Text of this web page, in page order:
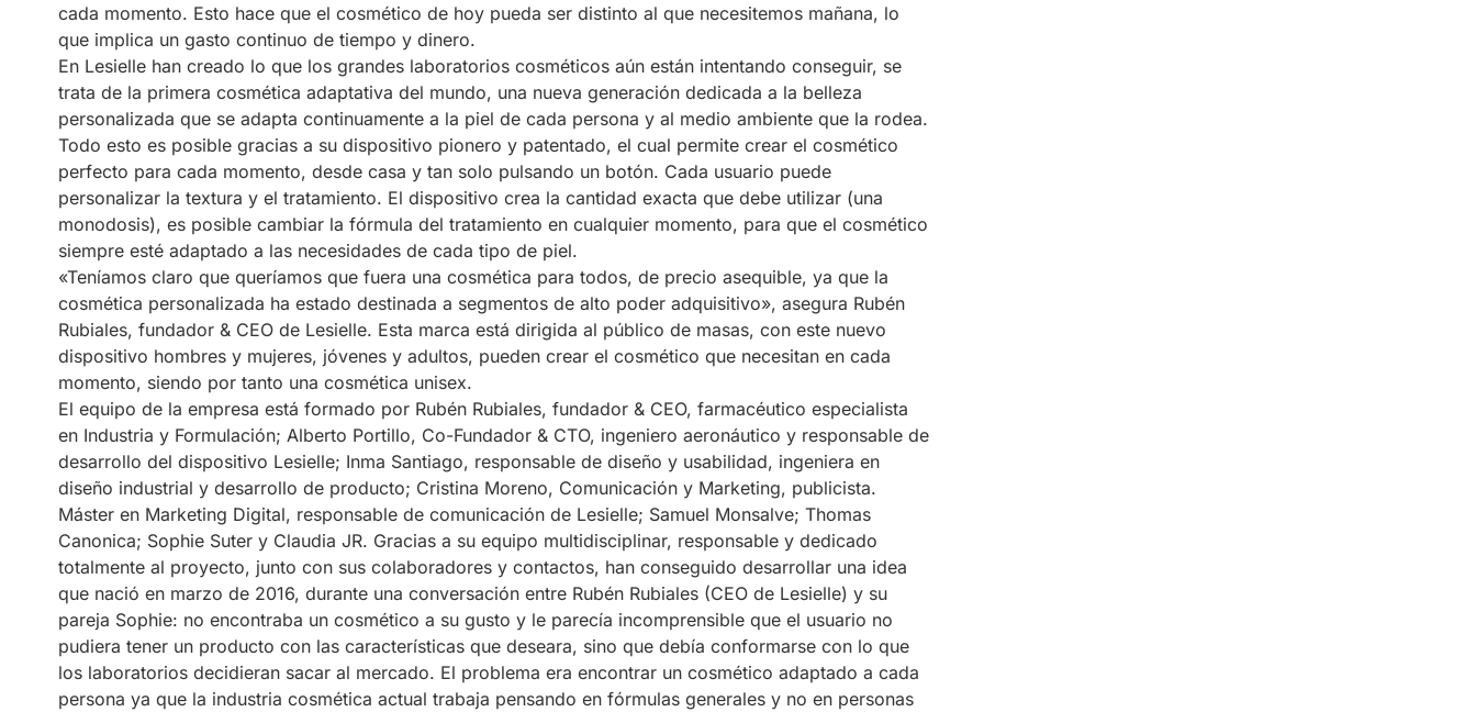
cada momento. Esto hace que el cosmético de hoy pueda ser distinto al que necesitemos mañana, lo
que implica un gasto continuo de tiempo y dinero.
En Lesielle han creado lo que los grandes laboratorios cosméticos aún están intentando conseguir, se
trata de la primera cosmética adaptativa del mundo, una nueva generación dedicada a la belleza
personalizada que se adapta continuamente a la piel de cada persona y al medio ambiente que la rodea.
Todo esto es posible gracias a su dispositivo pionero y patentado, el cual permite crear el cosmético
perfecto para cada momento, desde casa y tan solo pulsando un botón. Cada usuario puede
personalizar la textura y el tratamiento. El dispositivo crea la cantidad exacta que debe utilizar (una
monodosis), es posible cambiar la fórmula del tratamiento en cualquier momento, para que el cosmético
siempre esté adaptado a las necesidades de cada tipo de piel.
«Teníamos claro que queríamos que fuera una cosmética para todos, de precio asequible, ya que la
cosmética personalizada ha estado destinada a segmentos de alto poder adquisitivo», asegura Rubén
Rubiales, fundador & CEO de Lesielle. Esta marca está dirigida al público de masas, con este nuevo
dispositivo hombres y mujeres, jóvenes y adultos, pueden crear el cosmético que necesitan en cada
momento, siendo por tanto una cosmética unisex.
El equipo de la empresa está formado por Rubén Rubiales, fundador & CEO, farmacéutico especialista
en Industria y Formulación; Alberto Portillo, Co-Fundador & CTO, ingeniero aeronáutico y responsable de
desarrollo del dispositivo Lesielle; Inma Santiago, responsable de diseño y usabilidad, ingeniera en
diseño industrial y desarrollo de producto; Cristina Moreno, Comunicación y Marketing, publicista.
Máster en Marketing Digital, responsable de comunicación de Lesielle; Samuel Monsalve; Thomas
Canonica; Sophie Suter y Claudia JR. Gracias a su equipo multidisciplinar, responsable y dedicado
totalmente al proyecto, junto con sus colaboradores y contactos, han conseguido desarrollar una idea
que nació en marzo de 2016, durante una conversación entre Rubén Rubiales (CEO de Lesielle) y su
pareja Sophie: no encontraba un cosmético a su gusto y le parecía incomprensible que el usuario no
pudiera tener un producto con las características que deseara, sino que debía conformarse con lo que
los laboratorios decidieran sacar al mercado. El problema era encontrar un cosmético adaptado a cada
persona ya que la industria cosmética actual trabaja pensando en fórmulas generales y no en personas